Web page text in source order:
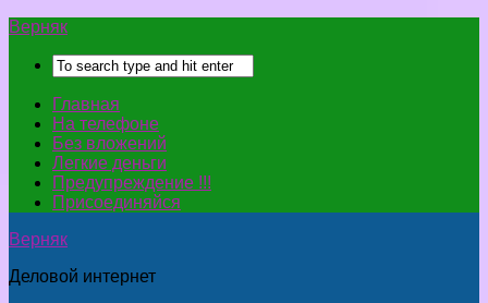
Верняк
Главная
На телефоне
Без вложений
Легкие деньги
Предупреждение !!!
Присоединяйся
Верняк
Деловой интернет